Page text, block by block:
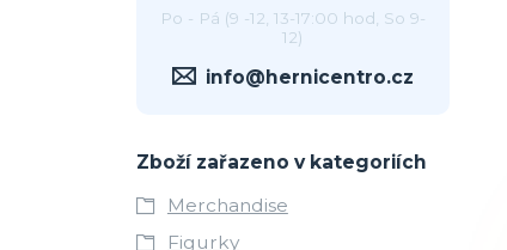
Po - Pá (9 -12, 13-17:00 hod, So 9-
12)
info@hernicentro.cz
Zboží zařazeno v kategoriích
Merchandise
Figurky